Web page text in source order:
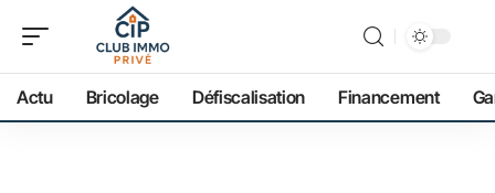
Actu Bricolage Défiscalisation Financement